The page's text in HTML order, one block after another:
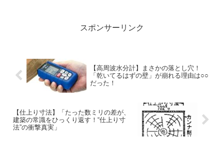
スポンサーリンク
【高周波水分計】まさかの落とし穴！
「乾いてるはずの壁」が崩れる理由は○○
だった！
【仕上り寸法】「たった数ミリの差が、
建築の常識をひっくり返す！“仕上り寸
法”の衝撃真実」